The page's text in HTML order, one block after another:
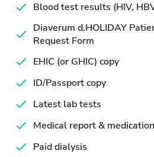
Blood test results (HIV,
Diaverum d.HOLIDAY
Request Form
EHIC (or GHIC) copy
ID/Passport copy
Latest lab tests
Medical report &
Paid dialysis